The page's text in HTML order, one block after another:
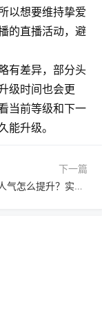
以想要维持挚爱
的直播活动，避
有差异，部分头
级时间也会更
当前等级和下一
能升级。
下一篇
淘宝直播人气怎么提升？实用方法与运营技巧全解析